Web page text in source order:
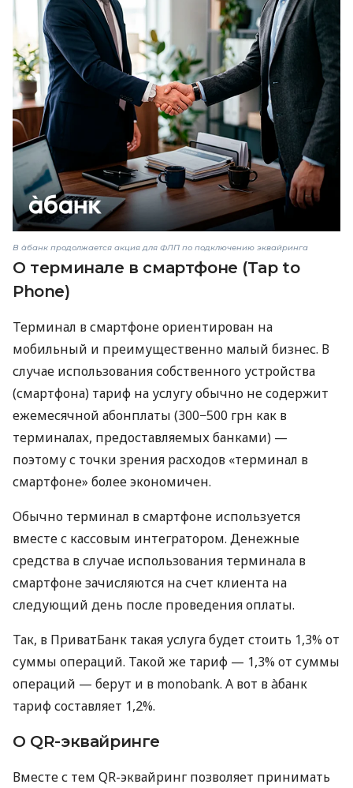
В àбанк продолжается акция для ФЛП по подключению эквайринга
О терминале в смартфоне (Tap to
Phone)
Терминал в смартфоне ориентирован на
мобильный и преимущественно малый бизнес. В
случае использования собственного устройства
(смартфона) тариф на услугу обычно не содержит
ежемесячной абонплаты (300−500 грн как в
терминалах, предоставляемых банками) —
поэтому с точки зрения расходов «терминал в
смартфоне» более экономичен.
Обычно терминал в смартфоне используется
вместе с кассовым интегратором. Денежные
средства в случае использования терминала в
смартфоне зачисляются на счет клиента на
следующий день после проведения оплаты.
Так, в ПриватБанк такая услуга будет стоить 1,3% от
суммы операций. Такой же тариф — 1,3% от суммы
операций — берут и в monobank. А вот в àбанк
тариф составляет 1,2%.
О QR-эквайринге
Вместе с тем QR-эквайринг позволяет принимать